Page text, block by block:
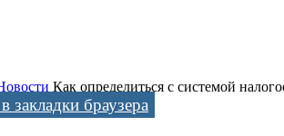
Как определиться с системой
закладки браузера